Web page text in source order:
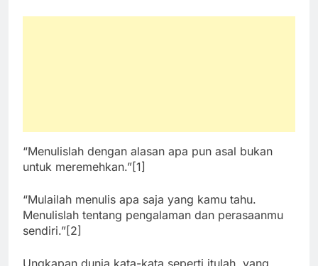
“Menulislah dengan alasan apa pun asal bukan
untuk meremehkan.”[1]
“Mulailah menulis apa saja yang kamu tahu.
Menulislah tentang pengalaman dan perasaanmu
sendiri.”[2]